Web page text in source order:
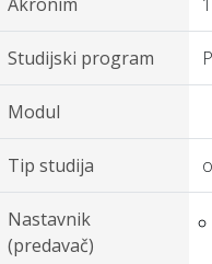
Studijski program
Modul
Tip studija
Nastavnik
(predavač)